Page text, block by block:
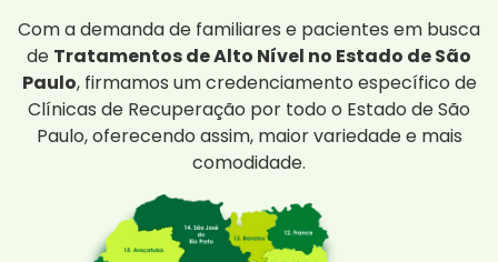
Com a demanda de familiares e pacientes em busca
de Tratamentos de Alto Nível no Estado de São
Paulo, firmamos um credenciamento específico de
Clínicas de Recuperação por todo o Estado de São
Paulo, oferecendo assim, maior variedade e mais
comodidade.